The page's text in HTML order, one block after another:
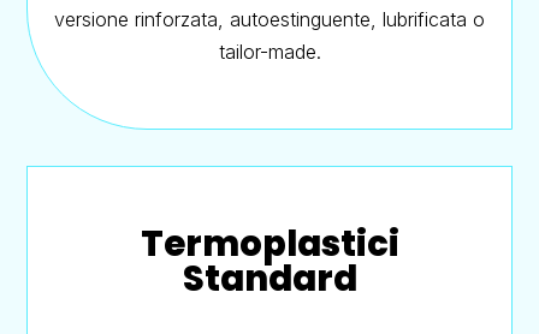
versione rinforzata, autoestinguente, lubrificata o
tailor-made.
Termoplastici
Standard